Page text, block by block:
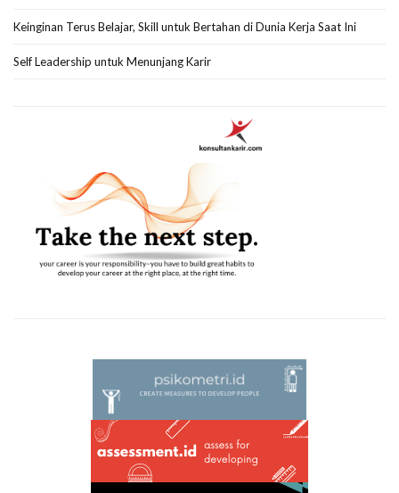
Keinginan Terus Belajar, Skill untuk Bertahan di Dunia Kerja Saat Ini
Self Leadership untuk Menunjang Karir